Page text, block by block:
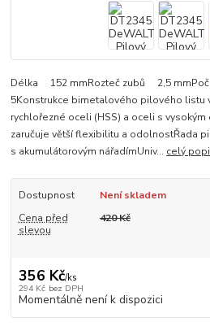
Délka 152 mmRozteč zubů 2,5
5Konstrukce bimetalového pilového listu
rychlořezné oceli (HSS) a oceli s vysokým
zaručuje větší flexibilitu a odolnostŘada
s akumulátorovým nářadímUniv... celý
Dostupnost
Není skladem
Cena před
slevou
420 Kč
356 Kč/ks
294 Kč bez DPH
Momentálně není k dispozici